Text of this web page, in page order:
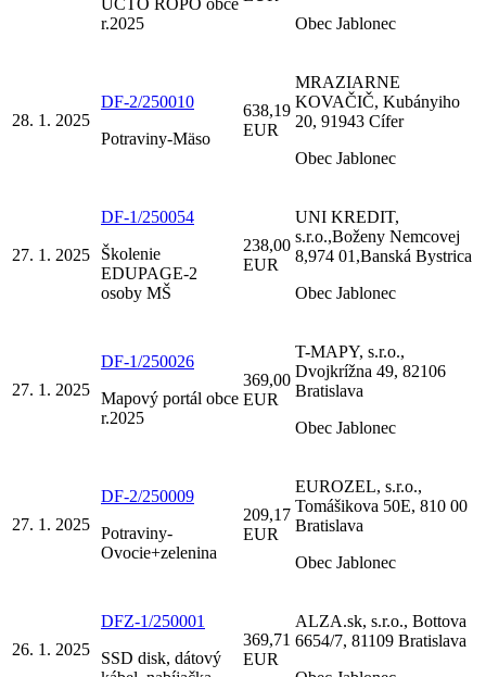
r.2025
Obec Jablonec
28. 1. 2025
DF-2/250010
Potraviny-Mäso
638,19
EUR
MRAZIARNE
KOVAČIČ, Kubányiho
20, 91943 Cífer
Obec Jablonec
27. 1. 2025
DF-1/250054
Školenie
EDUPAGE-2
osoby MŠ
238,00
EUR
UNI KREDIT,
s.r.o.,Boženy Nemcovej
8,974 01,Banská Bystrica
Obec Jablonec
27. 1. 2025
DF-1/250026
Mapový portál obce
r.2025
369,00
EUR
T-MAPY, s.r.o.,
Dvojkrížna 49, 82106
Bratislava
Obec Jablonec
27. 1. 2025
DF-2/250009
Potraviny-
Ovocie+zelenina
209,17
EUR
EUROZEL, s.r.o.,
Tomášikova 50E, 810 00
Bratislava
Obec Jablonec
26. 1. 2025
DFZ-1/250001
SSD disk, dátový
369,71
EUR
ALZA.sk, s.r.o., Bottova
6654/7, 81109 Bratislava